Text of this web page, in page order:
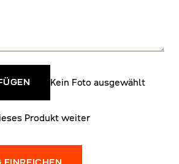
Kein Foto ausgewählt
Produkt weiter